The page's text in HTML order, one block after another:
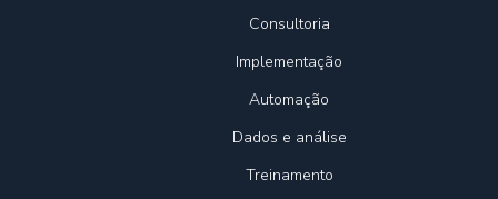
Consultoria
Implementação
Automação
Dados e análise
Treinamento